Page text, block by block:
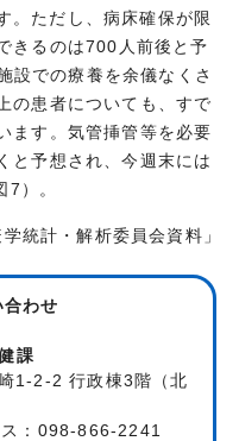
。ただし、病床確保が限
きるのは700人前後と予
設での療養を余儀なくさ
の患者についても、すで
ます。気管挿管等を必要
と予想され、今週末には
）。
学統計・解析委員会資料」
合わせ
課
1-2-2 行政棟3階（北
：098-866-2241